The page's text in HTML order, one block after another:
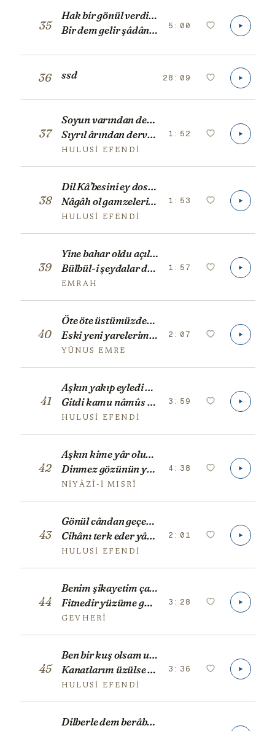
35
Hak bir gönül verdi bana, ha demeden hayran olur,
Bir dem gelir şâdân olur, bir dem gelir giryan olur,
5:00
36 ssd 28:09
37
Soyun varından dervîş ol dervîş
Sıyrıl ârından dervîş ol dervîş
HULUSI EFENDI
1:52
38
Dil Kâ’besini ey dost diller tavaf ederken,
Nâgâh ol gamzelerin canı şikâre çıkmış.
HULUSI EFENDI
1:53
39
Yine bahar oldu açıldı güller
Bülbül-i şeydalar dağlarda gezer
EMRAH
1:57
40
Öte öte üstümüzden geçersin
Eski yeni yarelerim açarsın
YÛNUS EMRE
2:07
41
Aşkın yakıp eyledi nâr cümle işimi kıldı zâr
Gitdi kamu nâmûs u âr ey yâr-ı sâdık yâr yâr
HULUSI EFENDI
3:59
42
Aşkın kime yâr olur dâim işi zâr olur,
Dinmez gözünün yaşı yanar içi nâr olur.
NIYÂZÎ-I MISRÎ
4:38
43
Gönül cândan geçer yârdan geçilmez
Cihânı terk eder yârdan geçilmez
HULUSI EFENDI
2:01
44
Benim şikayetim çarkı felekten
Fitnedir yüzüme güldü efendim
GEVHERÎ
3:28
45
Ben bir kuş olsam uçsam varsam yârın kûyuna
Kanatlarım üzülse düşüp o ilde kalsam
HULUSI EFENDI
3:36
Dilberle dem berâber derd ü elem berâber